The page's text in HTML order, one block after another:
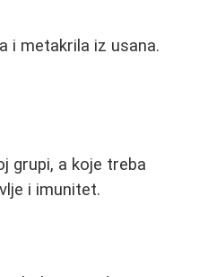
i metakrila iz usana.
grupi, a koje treba
i imunitet.